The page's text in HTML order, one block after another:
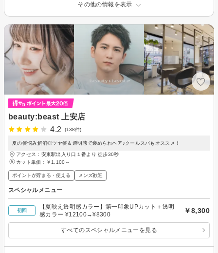
その他の情報を表示
beauty:beast 上安店
4.2
(138件)
夏の髪悩み解消◎ツヤ髪＆透明感で褒められヘア♪クールスパもオススメ！
アクセス：安東駅出入り口１番より 徒歩30秒
カット単価： ￥1,100～
ポイントが貯まる・使える メンズ歓迎
スペシャルメニュー
初回
【夏映え透明感カラー】第一印象UPカット＋透明
感カラー ¥12100→¥8300
￥8,300
すべてのスペシャルメニューを見る